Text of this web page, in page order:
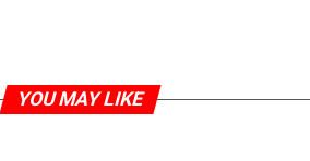
YOU MAY LIKE